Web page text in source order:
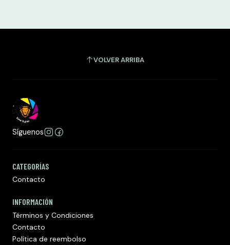
VOLVER ARRIBA
Síguenos
CATEGORÍAS
Contacto
INFORMACIÓN
Términos y Condiciones
Contacto
Política de reembolso